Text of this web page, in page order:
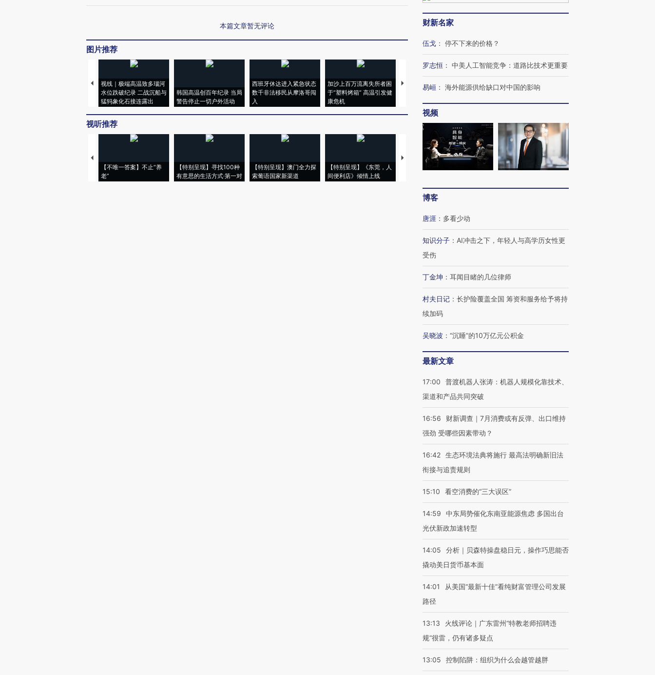
本篇文章暂无评论
图片推荐
视线｜极端高温致多瑙河
水位跌破纪录 二战沉船与
猛犸象化石接连露出
韩国高温创百年纪录 当局
警告停止一切户外活动
西班牙休达进入紧急状态
数千非法移民从摩洛哥闯
入
加沙上百万流离失所者困
于“塑料烤箱” 高温引发健
康危机
马航飞行员跨国走私7万
粒摇头丸 尿检体内含3种
视线｜HYROX的吸金
术：是什么让中产们甘
心“花钱找虐”？
要防空导弹“救急”
视听推荐
【不唯一答案】不止“养
老”
【特别呈现】寻找100种
有意思的生活方式·第一对
【特别呈现】澳门全力探
索葡语国家新渠道
【特别呈现】《东莞，人
间便利店》倾情上线
【推广】走进第四届链博
会，让数智科技“链”接产
【特别呈现】寻找100种
【商旅对话】华住集团
CFO：不靠规模取胜，华
财新名家
伍戈 ： 停不下来的价格？
罗志恒 ： 中美人工智能竞争：道路比技术更重要
易峘 ： 海外能源供给缺口对中国的影响
视频
博客
唐涯 ： 多看少动
知识分子 ： AI冲击之下，年轻人与高学历女性更
受伤
丁金坤 ： 耳闻目睹的几位律师
村夫日记 ： 长护险覆盖全国 筹资和服务给予将持
续加码
吴晓波 ： “沉睡”的10万亿元公积金
最新文章
17:00
普渡机器人张涛：机器人规模化靠技术、
渠道和产品共同突破
16:56
财新调查｜7月消费或有反弹、出口维持
强劲 受哪些因素带动？
16:42 生态环境法典将施行 最高法明确新旧法
衔接与追责规则
15:10 看空消费的“三大误区”
14:59
中东局势催化东南亚能源焦虑 多国出台
光伏新政加速转型
14:05
分析｜贝森特操盘稳日元，操作巧思能否
撬动美日货币基本面
14:01
从美国“最新十佳”看纯财富管理公司发展
路径
13:13
火线评论｜广东雷州“特教老师招聘违
规”很雷，仍有诸多疑点
13:05 控制陷阱：组织为什么会越管越胖